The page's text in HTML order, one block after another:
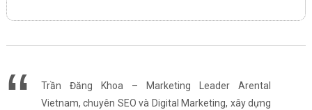
Trần Đăng Khoa – Marketing Leader Arental
Vietnam, chuyên SEO và Digital Marketing, xây dựng